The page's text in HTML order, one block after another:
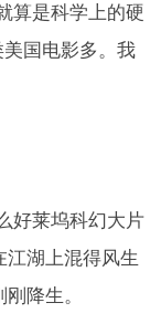
算是科学上的硬
国电影多。我
好莱坞科幻大片
江湖上混得风生
降生。